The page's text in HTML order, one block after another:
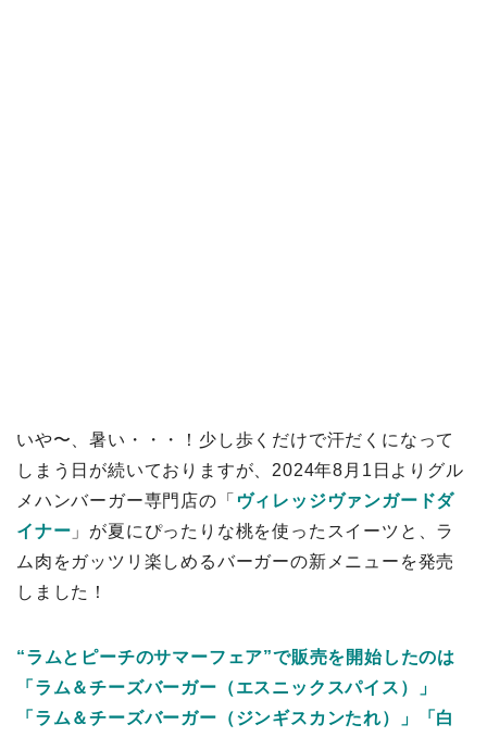
いや〜、暑い・・・！少し歩くだけで汗だくになって
しまう日が続いておりますが、2024年8月1日よりグル
メハンバーガー専門店の「 ヴィレッジヴァンガードダ
イナー 」が夏にぴったりな桃を使ったスイーツと、ラ
ム肉をガッツリ楽しめるバーガーの新メニューを発売
しました！
“ラムとピーチのサマーフェア”で販売を開始したのは
「ラム＆チーズバーガー（エスニックスパイス）」
「ラム＆チーズバーガー（ジンギスカンたれ）」「白